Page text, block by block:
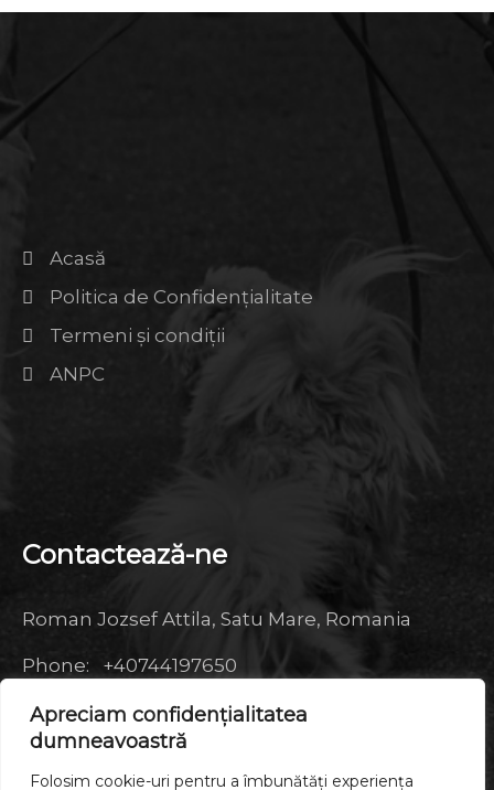
Apreciam confidențialitatea
dumneavoastră
Folosim cookie-uri pentru a îmbunătăți experiența
Acasă
Politica de Confidențialitate
Termeni şi condiţii
ANPC
Contactează-ne
Roman Jozsef Attila, Satu Mare, Romania
Phone: +40744197650
Web: https://dogonline.ro